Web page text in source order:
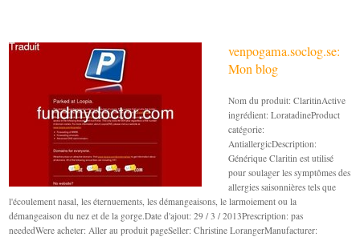
venpogama.soclog.se:
Mon blog
Nom du produit: ClaritinActive
ingrédient: LoratadineProduct
catégorie:
AntiallergicDescription:
Générique Claritin est utilisé
pour soulager les symptômes des
allergies saisonnières tels que
l'écoulement nasal, les éternuements, les démangeaisons, le larmoiement ou la
démangeaison du nez et de la gorge.Date d'ajout: 29 / 3 / 2013Prescription: pas
neededWere acheter: Aller au produit pageSeller: Christine LorangerManufacturer: